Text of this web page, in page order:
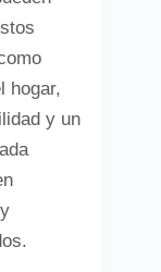
hogar,
y un